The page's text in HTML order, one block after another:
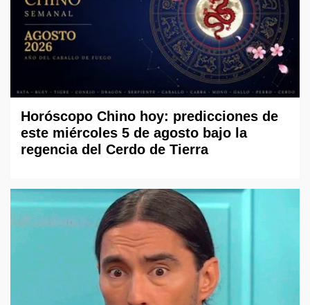
Horóscopo Chino hoy: predicciones de
este miércoles 5 de agosto bajo la
regencia del Cerdo de Tierra